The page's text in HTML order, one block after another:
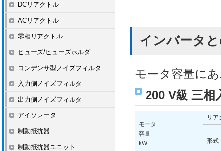
インバータ
モータ容量に
200 V級 三相
モータ
容量
kW
リア
形式
DCリアクトル
ACリアクトル
零相リアクトル
ヒューズ/ヒューズホルダ
コンデンサ型ノイズフィルタ
入力側ノイズフィルタ
出力側ノイズフィルタ
アイソレータ
制動抵抗器
制動抵抗器ユニット